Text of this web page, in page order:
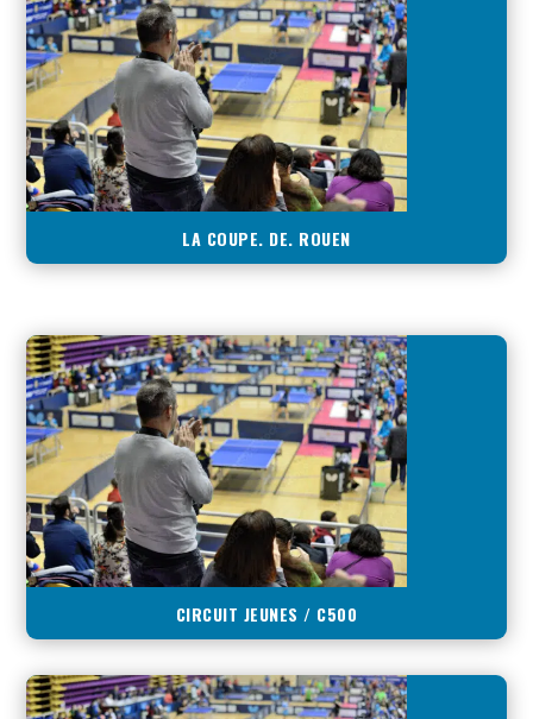
LA COUPE. DE. ROUEN
CIRCUIT JEUNES / C500